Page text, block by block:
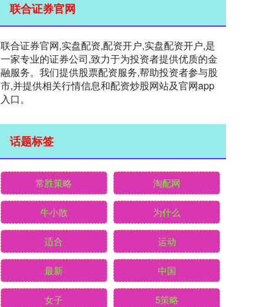
联合证券官网
联合证券官网,实盘配资,配资开户,实盘配资开户,是
一家专业的证券公司,致力于为投资者提供优质的金
融服务。我们提供股票配资服务,帮助投资者参与股
市,并提供相关行情信息和配资炒股网站及官网app
入口。
话题标签
常胜策略 淘配网
牛小散 为什么
适合 运动
最新 中国
女子 5策略